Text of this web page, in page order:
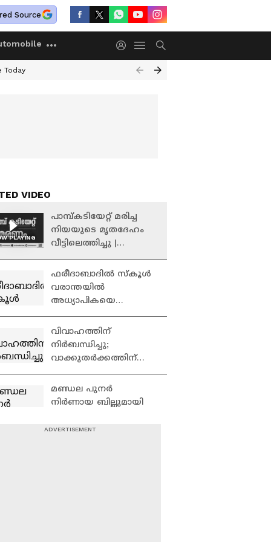
Source
Today
VIDEO
PLAYING
പാമ്പ്കടിയേറ്റ് മരിച്ച
നിയയുടെ മൃതദേഹം
വീട്ടിലെത്തിച്ചു |
ഫരീദാബാദില്‍ സ്‌കൂള്‍
വരാന്തയില്‍
അധ്യാപികയെ
Faridabad | Crime News
വിവാഹത്തിന്
നിർബന്ധിച്ചു;
വാക്കുതർക്കത്തിന്
അധ്യാപികയെ കഴുത്തു
ഞെരിച്ച്
മണ്ഡല പുനർ
നിർണായ ബില്ലുമായി
സഹകരിക്കില്ലെന്ന്